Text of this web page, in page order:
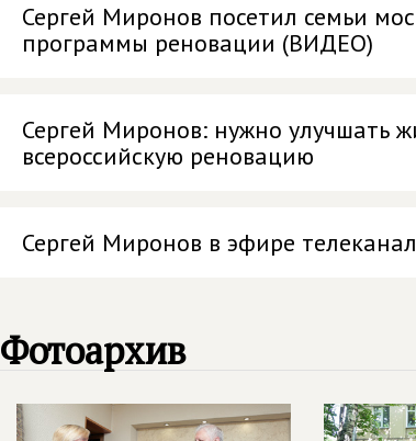
Сергей Миронов посетил семьи
программы реновации (ВИДЕО)
Сергей Миронов: нужно улучшать
всероссийскую реновацию
Сергей Миронов в эфире
Фотоархив